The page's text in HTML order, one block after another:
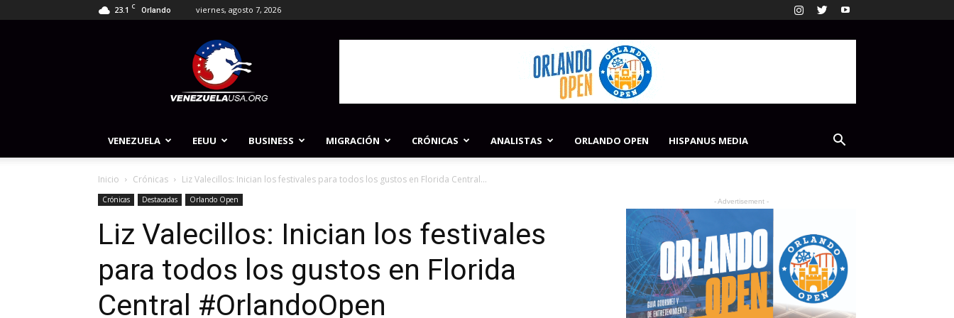
23.1 C Orlando viernes, agosto 7, 2026
Venezuela
USA
VENEZUELA EEUU BUSINESS MIGRACIÓN CRÓNICAS ANALISTAS ORLANDO OPEN HISPANUS MEDIA
Inicio Crónicas Liz Valecillos: Inician los festivales para todos los gustos en Florida Central...
Crónicas Destacadas Orlando Open
Liz Valecillos: Inician los festivales
para todos los gustos en Florida
Central #OrlandoOpen
- Advertisement -